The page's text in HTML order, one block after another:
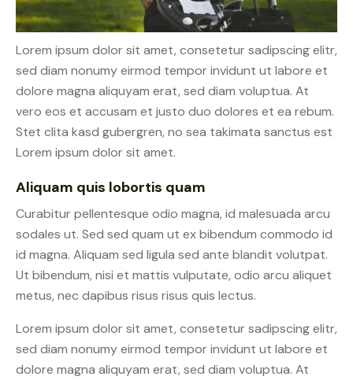
Lorem ipsum dolor sit amet, consetetur sadipscing elitr,
sed diam nonumy eirmod tempor invidunt ut labore et
dolore magna aliquyam erat, sed diam voluptua. At
vero eos et accusam et justo duo dolores et ea rebum.
Stet clita kasd gubergren, no sea takimata sanctus est
Lorem ipsum dolor sit amet.
Aliquam quis lobortis quam
Curabitur pellentesque odio magna, id malesuada arcu
sodales ut. Sed sed quam ut ex bibendum commodo id
id magna. Aliquam sed ligula sed ante blandit volutpat.
Ut bibendum, nisi et mattis vulputate, odio arcu aliquet
metus, nec dapibus risus risus quis lectus.
Lorem ipsum dolor sit amet, consetetur sadipscing elitr,
sed diam nonumy eirmod tempor invidunt ut labore et
dolore magna aliquyam erat, sed diam voluptua. At